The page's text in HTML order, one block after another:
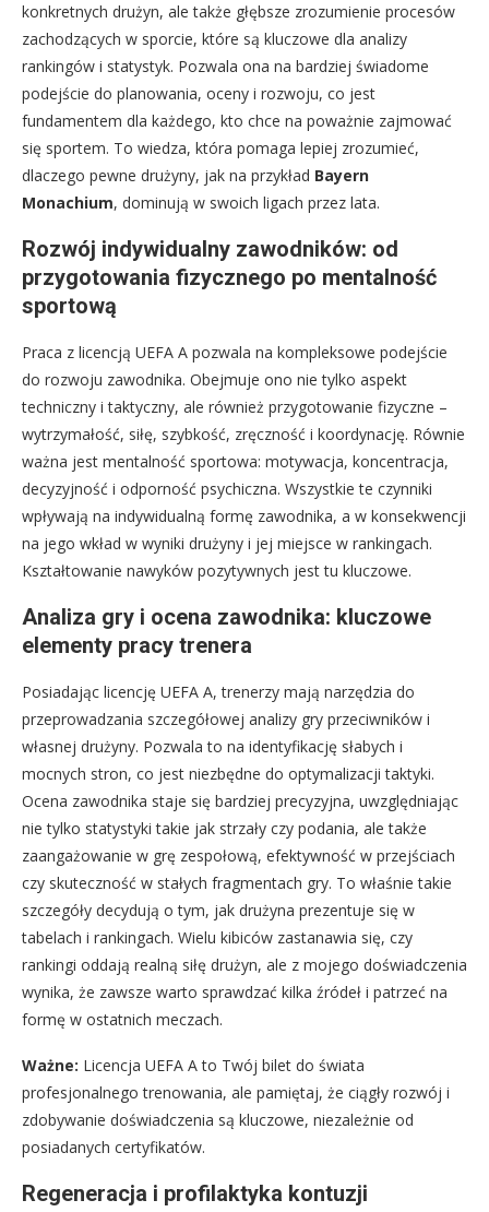
konkretnych drużyn, ale także głębsze zrozumienie procesów
zachodzących w sporcie, które są kluczowe dla analizy
rankingów i statystyk. Pozwala ona na bardziej świadome
podejście do planowania, oceny i rozwoju, co jest
fundamentem dla każdego, kto chce na poważnie zajmować
się sportem. To wiedza, która pomaga lepiej zrozumieć,
dlaczego pewne drużyny, jak na przykład Bayern
Monachium, dominują w swoich ligach przez lata.
Rozwój indywidualny zawodników: od
przygotowania fizycznego po mentalność
sportową
Praca z licencją UEFA A pozwala na kompleksowe podejście
do rozwoju zawodnika. Obejmuje ono nie tylko aspekt
techniczny i taktyczny, ale również przygotowanie fizyczne –
wytrzymałość, siłę, szybkość, zręczność i koordynację. Równie
ważna jest mentalność sportowa: motywacja, koncentracja,
decyzyjność i odporność psychiczna. Wszystkie te czynniki
wpływają na indywidualną formę zawodnika, a w konsekwencji
na jego wkład w wyniki drużyny i jej miejsce w rankingach.
Kształtowanie nawyków pozytywnych jest tu kluczowe.
Analiza gry i ocena zawodnika: kluczowe
elementy pracy trenera
Posiadając licencję UEFA A, trenerzy mają narzędzia do
przeprowadzania szczegółowej analizy gry przeciwników i
własnej drużyny. Pozwala to na identyfikację słabych i
mocnych stron, co jest niezbędne do optymalizacji taktyki.
Ocena zawodnika staje się bardziej precyzyjna, uwzględniając
nie tylko statystyki takie jak strzały czy podania, ale także
zaangażowanie w grę zespołową, efektywność w przejściach
czy skuteczność w stałych fragmentach gry. To właśnie takie
szczegóły decydują o tym, jak drużyna prezentuje się w
tabelach i rankingach. Wielu kibiców zastanawia się, czy
rankingi oddają realną siłę drużyn, ale z mojego doświadczenia
wynika, że zawsze warto sprawdzać kilka źródeł i patrzeć na
formę w ostatnich meczach.
Ważne: Licencja UEFA A to Twój bilet do świata
profesjonalnego trenowania, ale pamiętaj, że ciągły rozwój i
zdobywanie doświadczenia są kluczowe, niezależnie od
posiadanych certyfikatów.
Regeneracja i profilaktyka kontuzji